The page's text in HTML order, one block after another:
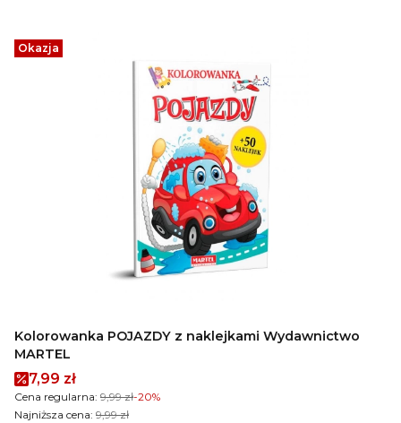
Okazja
Kolorowanka POJAZDY z naklejkami Wydawnictwo
MARTEL
Cena promocyjna
7,99 zł
Cena regularna: 9,99 zł-20%
Najniższa cena: 9,99 zł